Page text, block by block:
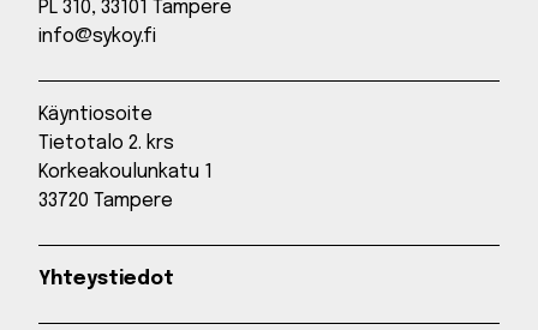
PL 310, 33101 Tampere
info@sykoy.fi
Käyntiosoite
Tietotalo 2. krs
Korkeakoulunkatu 1
33720 Tampere
Yhteystiedot